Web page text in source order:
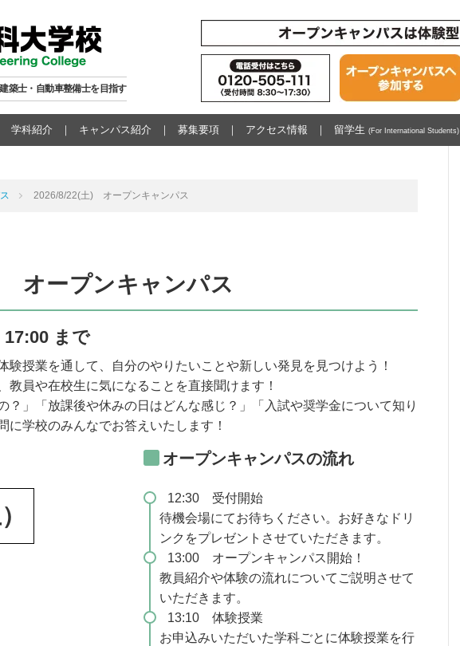
築士・自動車整備士を目指す
学科紹介 キャンパス紹介 募集要項 アクセス情報 留学生 (For International Students)
2026/8/22(土) オープンキャンパス
オープンキャンパス
17:00 まで
験授業を通して、自分のやりたいことや新しい発見を見つけよう！
教員や在校生に気になることを直接聞けます！
？」「放課後や休みの日はどんな感じ？」「入試や奨学金について知り
に学校のみんなでお答えいたします！
オープンキャンパスの流れ
12:30 受付開始
待機会場にてお待ちください。お好きなドリ
ンクをプレゼントさせていただきます。
13:00 オープンキャンパス開始！
教員紹介や体験の流れについてご説明させて
いただきます。
13:10 体験授業
お申込みいただいた学科ごとに体験授業を行